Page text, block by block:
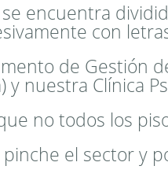
encuentra
con letras
de Gestión
nuestra Clínica
no todos los
el sector y